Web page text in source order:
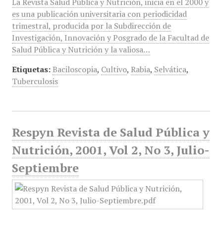
es una publicación universitaria con periodicidad
trimestral, producida por la Subdirección de
Investigación, Innovación y Posgrado de la Facultad de
Salud Pública y Nutrición y la valiosa…
Etiquetas: Baciloscopia, Cultivo, Rabia, Selvática,
Tuberculosis
Respyn Revista de Salud Pública y
Nutrición, 2001, Vol 2, No 3, Julio-
Septiembre